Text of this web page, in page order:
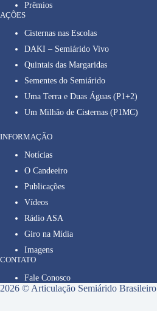
Prêmios
AÇÕES
Cisternas nas Escolas
DAKI – Semiárido Vivo
Quintais das Margaridas
Sementes do Semiárido
Uma Terra e Duas Águas (P1+2)
Um Milhão de Cisternas (P1MC)
INFORMAÇÃO
Notícias
O Candeeiro
Publicações
Vídeos
Rádio ASA
Giro na Mídia
Imagens
CONTATO
Fale Conosco
2026 © Articulação Semiárido Brasileiro